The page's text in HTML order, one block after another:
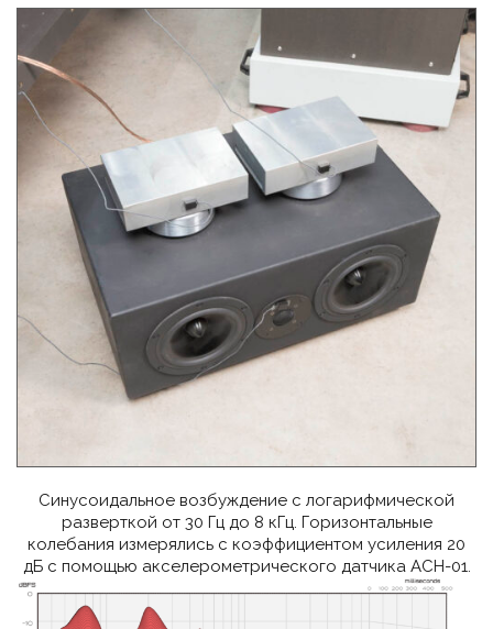
Синусоидальное возбуждение с логарифмической
разверткой от 30 Гц до 8 кГц. Горизонтальные
колебания измерялись с коэффициентом усиления 20
дБ с помощью акселерометрического датчика ACH-01.